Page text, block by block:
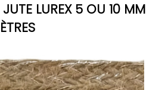
JUTE LUREX 5 OU 10 MM